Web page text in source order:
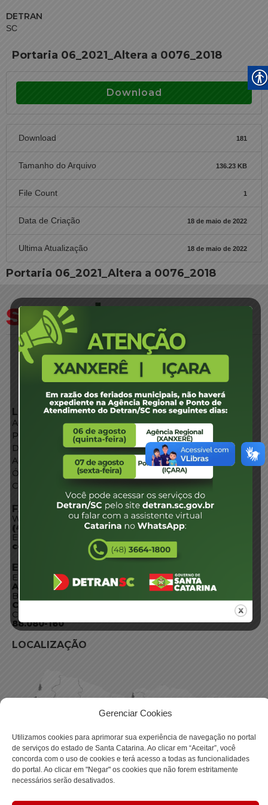
Gerenciar Cookies
Utilizamos cookies para aprimorar sua experiência de navegação no portal
de serviços do estado de Santa Catarina. Ao clicar em “Aceitar”, você
concorda com o uso de cookies e terá acesso a todas as funcionalidades
do portal. Ao clicar em "Negar" os cookies que não forem estritamente
necessários serão desativados.
DETRAN
SC
Portaria 06_2021_Altera a 0076_2018
Download
Download 181
Tamanho do Arquivo 136.23 KB
File Count 1
Data de Criação 18 de maio de 2022
Ultima Atualização 18 de maio de 2022
Portaria 06_2021_Altera a 0076_2018
LINKS EXTERNOS
Agência de Notícias
Portal de Serviços
Diário Oficial
Acesso à Informação
Órgãos do Governo
Conheça SC
FALE CONOSCO
WhatsApp:
(48) 3664-1800
E-mail:
centraldeinformacoes@detran.sc.gov.br
ENDEREÇO
Endereço:
Av. Almirante Tamandaré - 480
Bairro:
Coqueiros, Florianópolis SC
CEP:
88.080-160
LOCALIZAÇÃO